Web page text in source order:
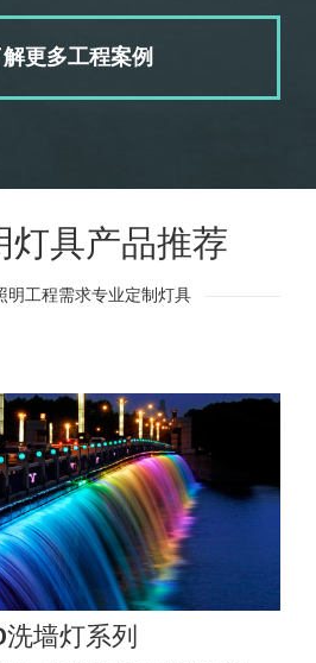
更多工程案例
灯具产品推荐
明工程需求专业定制灯具
洗墙灯系列